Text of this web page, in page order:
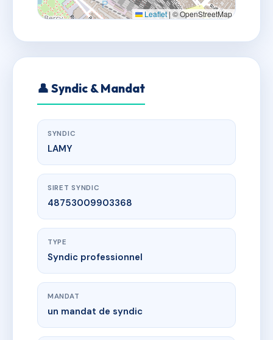
Leaflet| © OpenStreetMap
👤 Syndic & Mandat
SYNDIC
LAMY
SIRET SYNDIC
48753009903368
TYPE
Syndic professionnel
MANDAT
un mandat de syndic